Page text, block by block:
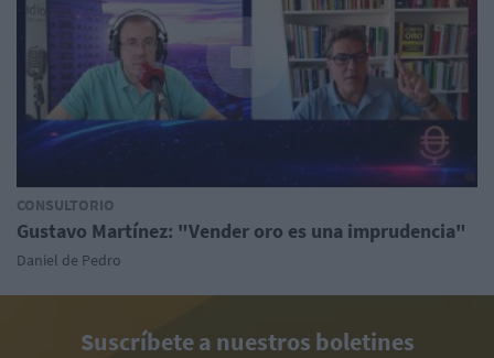
CONSULTORIO
Gustavo Martínez: "Vender oro es una imprudencia"
Daniel de Pedro
Suscríbete a nuestros boletines